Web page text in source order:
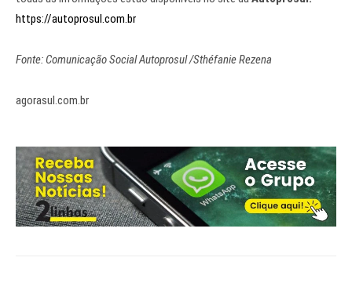
https://autoprosul.com.br
Fonte: Comunicação Social Autoprosul /Sthéfanie Rezena
agorasul.com.br